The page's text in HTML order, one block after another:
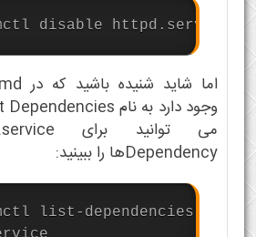
disable httpd.service
Dependencyها را ببینید:
list-dependencies